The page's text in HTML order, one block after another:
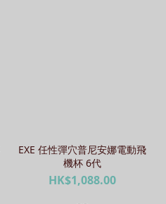
EXE 任性彈穴普尼安娜電動飛
機杯 6代
HK$1,088.00